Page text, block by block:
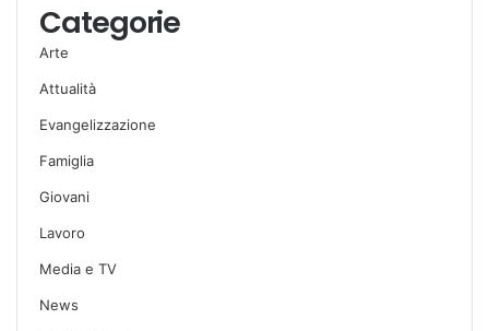
Categorie
Arte
Attualità
Evangelizzazione
Famiglia
Giovani
Lavoro
Media e TV
News